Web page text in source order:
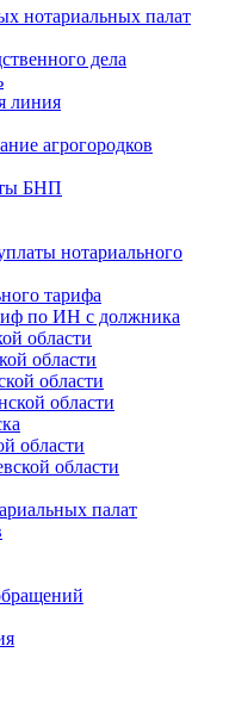
нотариальных палат
дела
линия
агрогородков
БНП
нотариального
тарифа
по ИН с должника
области
области
области
области
области
области
палат